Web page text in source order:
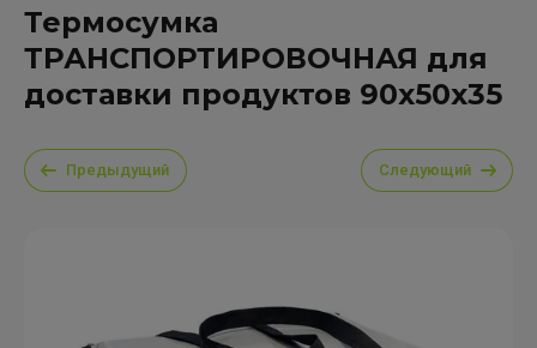
Термосумка
ТРАНСПОРТИРОВОЧНАЯ для
доставки продуктов 90х50х35
Предыдущий Следующий